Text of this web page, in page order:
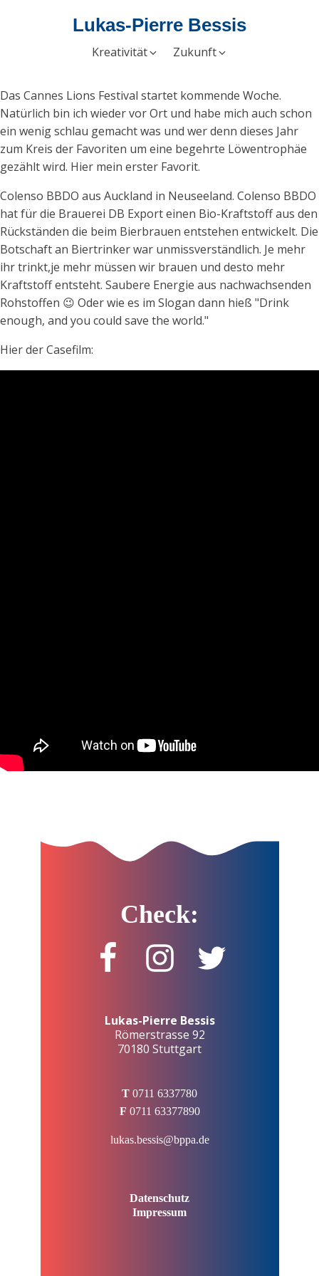
Lukas-Pierre Bessis
Kreativität Zukunft
Das Cannes Lions Festival startet kommende Woche.
Natürlich bin ich wieder vor Ort und habe mich auch schon
ein wenig schlau gemacht was und wer denn dieses Jahr
zum Kreis der Favoriten um eine begehrte Löwentrophäe
gezähltwird. Hier mein erster Favorit.
Colenso BBDO aus Auckland in Neuseeland. Colenso BBDO
hat für die Brauerei DB Export einen Bio-Kraftstoff aus den
Rückständen die beim Bierbrauen entstehen entwickelt. Die
Botschaft an Biertrinker war unmissverständlich. Je mehr
ihr trinkt,je mehr müssen wir brauen und desto mehr
Kraftstoff entsteht. Saubere Energie aus nachwachsenden
Rohstoffen 😉 Oder wie es im Slogan dann hieß "Drink
enough, and you could save the world."
Hier der Casefilm:
Check:
Lukas-Pierre Bessis
Römerstrasse 92
70180 Stuttgart
T 0711 6337780
F 0711 63377890
lukas.bessis@bppa.de
Datenschutz
Impressum